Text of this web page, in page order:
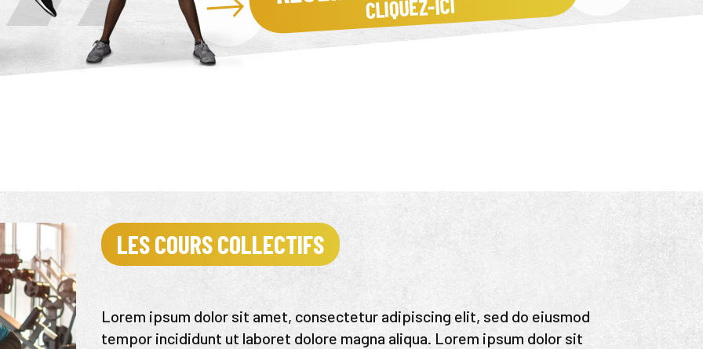
LES COURS COLLECTIFS
Lorem ipsum dolor sit amet, consectetur adipiscing elit, sed do eiusmod
tempor incididunt ut laboret dolore magna aliqua. Lorem ipsum dolor sit